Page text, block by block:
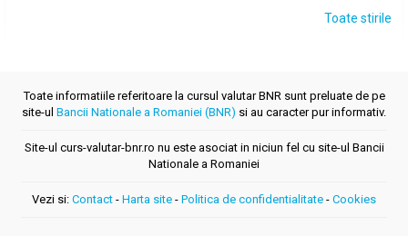
Toate stirile
Toate informatiile referitoare la cursul valutar BNR sunt preluate de pe
site-ul Bancii Nationale a Romaniei (BNR) si au caracter pur informativ.
Site-ul curs-valutar-bnr.ro nu este asociat in niciun fel cu site-ul Bancii
Nationale a Romaniei
Vezi si: Contact - Harta site - Politica de confidentialitate - Cookies